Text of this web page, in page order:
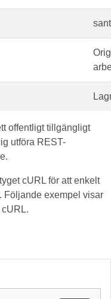
offentligt tillgängligt
utföra REST-
cURL för att enkelt
Följande exempel visar